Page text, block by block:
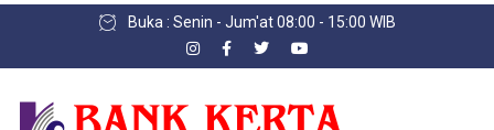
Buka : Senin - Jum'at 08:00 - 15:00 WIB